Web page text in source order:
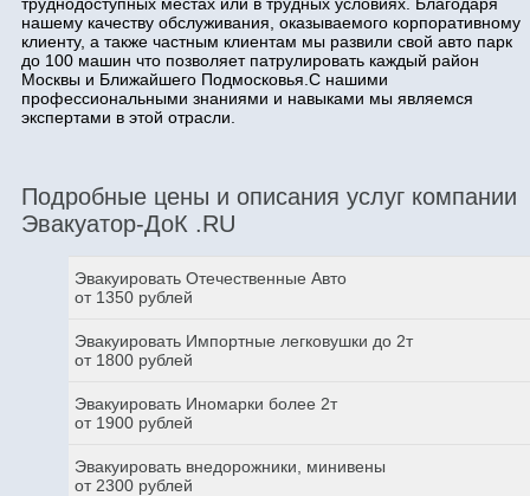
нашему качеству обслуживания, оказываемого корпоративному
клиенту, а также частным клиентам мы развили свой авто парк
до 100 машин что позволяет патрулировать каждый район
Москвы и Ближайшего Подмосковья.С нашими
профессиональными знаниями и навыками мы являемся
экспертами в этой отрасли.
Подробные цены и описания услуг компании
Эвакуатор-ДоК .RU
Эвакуировать Отечественные Авто
от 1350 рублей
Эвакуировать Импортные легковушки до 2т
от 1800 рублей
Эвакуировать Иномарки более 2т
от 1900 рублей
Эвакуировать внедорожники, минивены
от 2300 рублей